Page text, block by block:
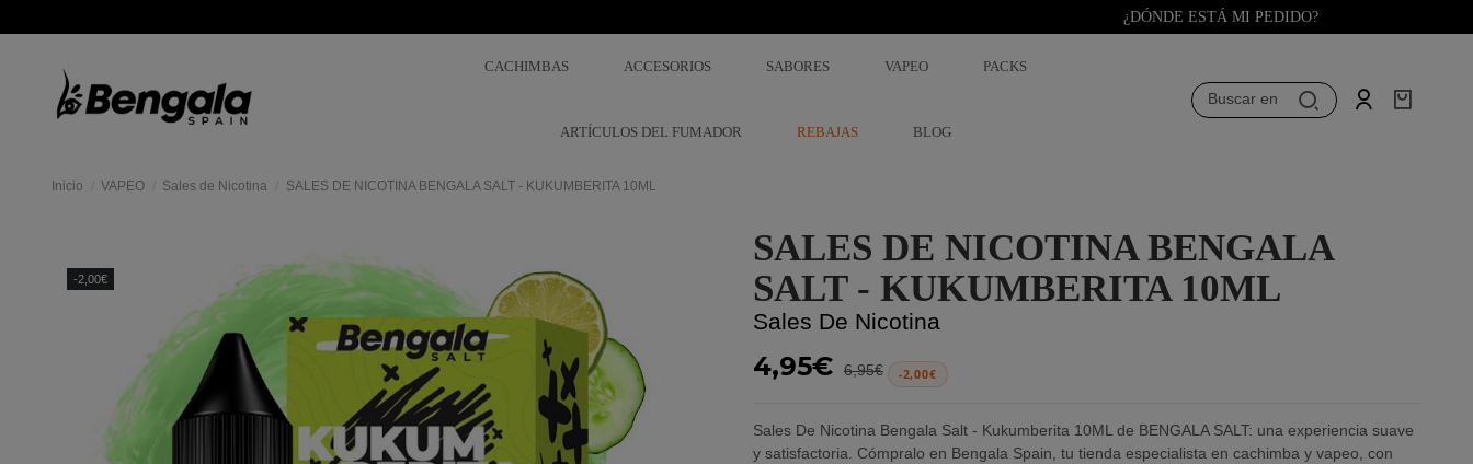
¿DÓNDE ESTÁ MI PEDIDO?
CACHIMBAS ACCESORIOS SABORES VAPEO PACKS
ARTÍCULOS DEL FUMADOR REBAJAS BLOG
Buscar en
Inicio VAPEO Sales de Nicotina SALES DE NICOTINA BENGALA SALT - KUKUMBERITA 10ML
-2,00€
SALES DE NICOTINA BENGALA
SALT - KUKUMBERITA 10ML
Sales De Nicotina
4,95€ 6,95€ -2,00€
Sales De Nicotina Bengala Salt - Kukumberita 10ML de BENGALA SALT: una experiencia suave
y satisfactoria. Cómpralo en Bengala Spain, tu tienda especialista en cachimba y vapeo, con